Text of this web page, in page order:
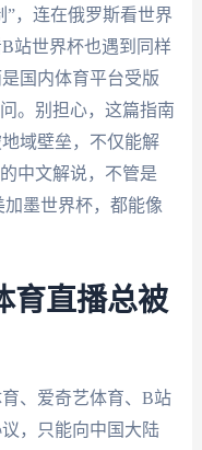
”，连在俄罗斯看世界
站世界杯也遇到同样
国内体育平台受版
。别担心，这篇指南
域壁垒，不仅能解
中文解说，不管是
墨世界杯，都能像
育直播总被
、爱奇艺体育、B站
，只能向中国大陆